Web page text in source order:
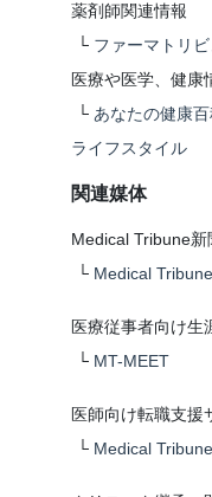
薬剤師関連情報
└ ファーマトリ
医療や医学、健康
└ あなたの健康
ライフスタイル
関連媒体
Medical Tribune新
└ Medical
医療従事者向け生
└ MT-MEET
医師向け転職支援
└ Medical